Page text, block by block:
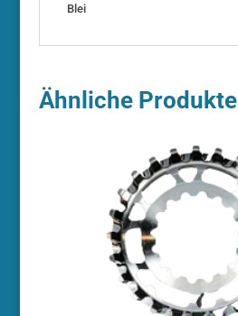
Blei
Ähnliche Produkte